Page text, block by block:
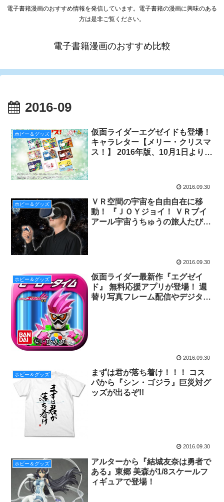
電子書籍漫画のおすすめ情報を発信しています。電子書籍の漫画に興味のある
方は是非ご覧ください。
電子書籍漫画のおすすめ比較
2016-09
ホビー＆グッズ
仮面ライダーエグゼイドも登場！
キャラレター【メリー・クリスマ
ス！】 2016年版、10月1日より受
2016.09.30
ホビー＆グッズ
ＶＲ空間の宇宙を自由自在に移
動！ 『ＪＯＹジョイ！ ＶＲブイ
アール宇宙うちゅうの旅人たびび
2016.09.30
ホビー＆グッズ
仮面ライダー最新作『エグゼイ
ド』 無料応援アプリが登場！ 週
替り写真フレーム配信やデジタル
2016.09.30
ホビー＆グッズ
まずは君が落ち着け！！！ コス
パから『シン・ゴジラ』巨災対グ
ッズが出るぞ!!
2016.09.30
ホビー＆グッズ
アルターから『結城友奈は勇者で
ある』東郷 美森が1/8スケールフ
ィギュアで登場！